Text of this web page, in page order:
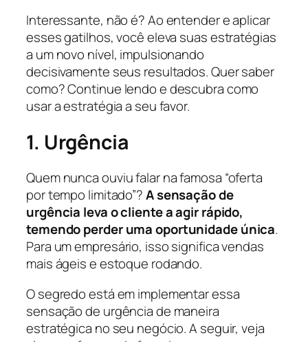
Interessante, não é? Ao entender e aplicar
esses gatilhos, você eleva suas estratégias
a um novo nível, impulsionando
decisivamente seus resultados. Quer saber
como? Continue lendo e descubra como
usar a estratégia a seu favor.
1. Urgência
Quem nunca ouviu falar na famosa “oferta
por tempo limitado”?A sensação de
urgência leva o cliente a agir rápido,
temendo perder uma oportunidade única.
Para um empresário, isso significa vendas
mais ágeis e estoque rodando.
O segredo está em implementar essa
sensação de urgência de maneira
estratégica no seu negócio. A seguir, veja